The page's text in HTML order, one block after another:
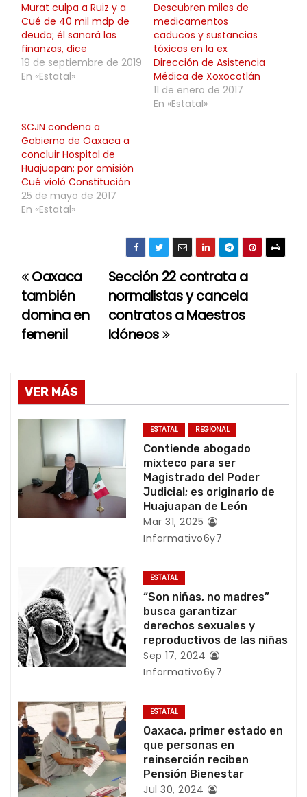
Murat culpa a Ruiz y a
Cué de 40 mil mdp de
deuda; él sanará las
finanzas, dice
19 de septiembre de 2019
En «Estatal»
Descubren miles de
medicamentos
caducos y sustancias
tóxicas en la ex
Dirección de Asistencia
Médica de Xoxocotlán
11 de enero de 2017
En «Estatal»
SCJN condena a
Gobierno de Oaxaca a
concluir Hospital de
Huajuapan; por omisión
Cué violó Constitución
25 de mayo de 2017
En «Estatal»
N
a
v
g
a
i
ó
e
e
n
r
a
d
Sección 22 contrata a
normalistas y cancela
contratos a Maestros
Idóneos
Oaxaca
también
domina en
femenil
VER MÁS
ESTATAL REGIONAL
Contiende abogado
mixteco para ser
Magistrado del Poder
Judicial; es originario de
Huajuapan de León
Mar 31, 2025
Informativo6y7
ESTATAL
“Son niñas, no madres”
busca garantizar
derechos sexuales y
reproductivos de las niñas
Sep 17, 2024
Informativo6y7
ESTATAL
Oaxaca, primer estado en
que personas en
reinserción reciben
Pensión Bienestar
Jul 30, 2024